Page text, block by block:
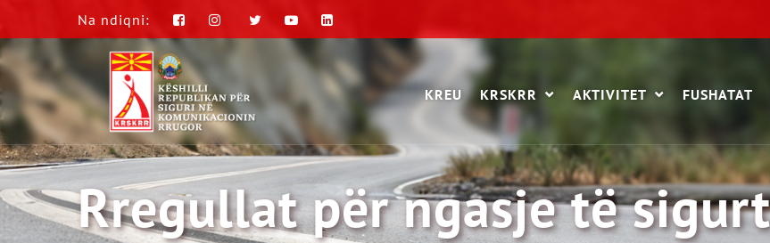
Na ndiqni:
KREU KRSKRR AKTIVITET FUSHATAT
Rregullat për ngasje të